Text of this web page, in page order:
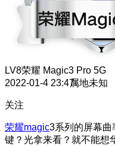
LV8荣耀 Magic3 Pro 5G
2022-01-4 23:47属地未知
关注
荣耀magic3系列的屏幕曲
键？光拿来看？就不能想